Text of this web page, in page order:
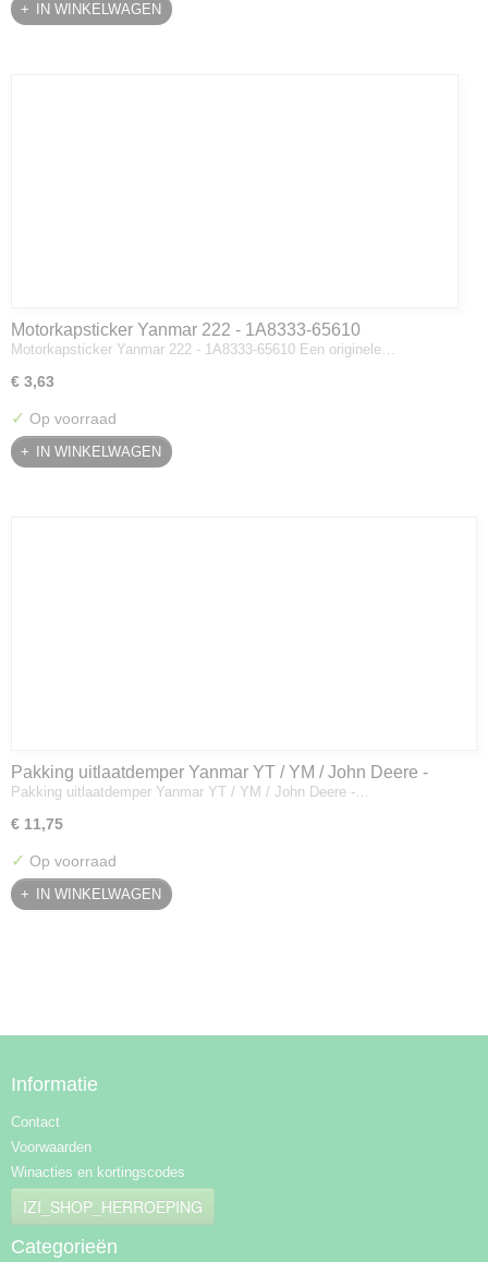
IN WINKELWAGEN
Motorkapsticker Yanmar 222 - 1A8333-65610
Motorkapsticker Yanmar 222 - 1A8333-65610 Een originele…
€ 3,63
✓ Op voorraad
IN WINKELWAGEN
Pakking uitlaatdemper Yanmar YT / YM / John Deere -
128300-13230
Pakking uitlaatdemper Yanmar YT / YM / John Deere -…
€ 11,75
✓ Op voorraad
IN WINKELWAGEN
Informatie
Contact
Voorwaarden
Winacties en kortingscodes
IZI_SHOP_HERROEPING
Categorieën